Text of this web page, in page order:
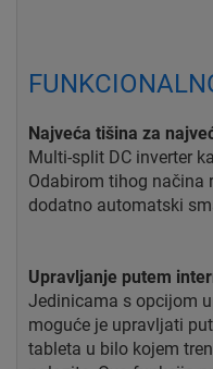
Najveća tišina za
Multi-split DC inverter
Odabirom tihog načina
dodatno automatski
Upravljanje putem
Jedinicama s opcijom
moguće je upravljati
tableta u bilo kojem